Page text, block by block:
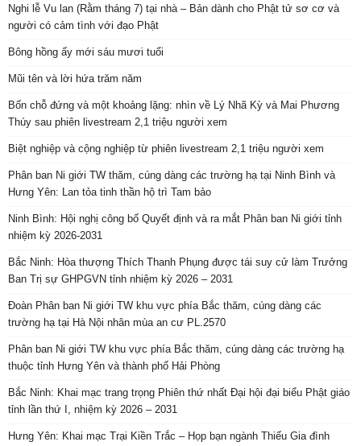
Nghi lễ Vu lan (Rằm tháng 7) tại nhà – Bản dành cho Phật tử sơ cơ và
người có cảm tình với đạo Phật
Bông hồng ấy mới sáu mươi tuổi
Mũi tên và lời hứa trăm năm
Bốn chỗ đứng và một khoảng lặng: nhìn về Lý Nhã Kỳ và Mai Phương
Thúy sau phiên livestream 2,1 triệu người xem
Biệt nghiệp và cộng nghiệp từ phiên livestream 2,1 triệu người xem
Phân ban Ni giới TW thăm, cúng dàng các trường hạ tại Ninh Bình và
Hưng Yên: Lan tỏa tinh thần hộ trì Tam bảo
Ninh Bình: Hội nghị công bố Quyết định và ra mắt Phân ban Ni giới tỉnh
nhiệm kỳ 2026-2031
Bắc Ninh: Hòa thượng Thích Thanh Phụng được tái suy cử làm Trưởng
Ban Trị sự GHPGVN tỉnh nhiệm kỳ 2026 – 2031
Đoàn Phân ban Ni giới TW khu vực phía Bắc thăm, cúng dàng các
trường hạ tại Hà Nội nhân mùa an cư PL.2570
Phân ban Ni giới TW khu vực phía Bắc thăm, cúng dàng các trường hạ
thuộc tỉnh Hưng Yên và thành phố Hải Phòng
Bắc Ninh: Khai mạc trang trọng Phiên thứ nhất Đại hội đại biểu Phật giáo
tỉnh lần thứ I, nhiệm kỳ 2026 – 2031
Hưng Yên: Khai mạc Trại Kiền Trắc – Họp bạn ngành Thiếu Gia đình